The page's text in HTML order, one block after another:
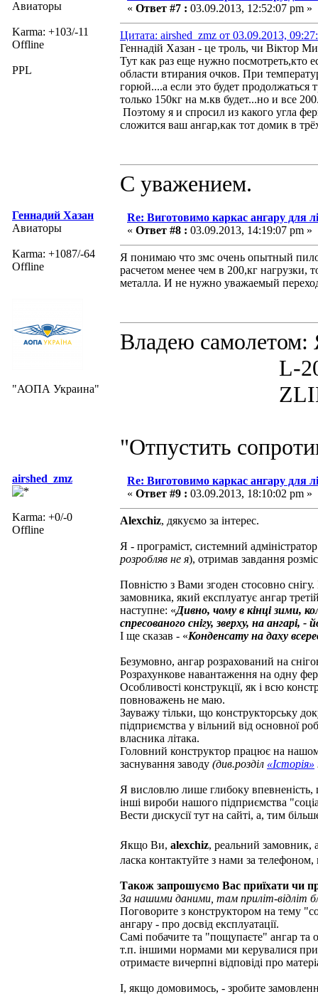
Авиаторы
Karma: +103/-11
Offline
PPL
« Ответ #7 : 03.09.2013, 12:52:07 pm »
Цитата: airshed_zmz от 03.09.2013,
Геннадій Хазан - це троль, чи Віктор
Тут как раз еще нужно посмотреть,кто
области втирания очков. При
горюй....а если это будет
только 150кг на м.кв будет...но и все
Поэтому я и спросил из какого угла
сложится ваш ангар,как тот домик в
С уважением.
Геннадий Хазан
Авиаторы
Karma: +1087/-64
Offline
"АОПА Украина"
Re: Виготовимо каркас ангару для
« Ответ #8 : 03.09.2013, 14:19:07 pm »
Я понимаю что змс очень опытный
расчетом менее чем в 200,кг нагрузки,
металла. И не нужно уважаемый
Владею
L-200D
ZLIN 526
"Отпустить
airshed_zmz
Karma: +0/-0
Offline
Re: Виготовимо каркас ангару для
« Ответ #9 : 03.09.2013, 18:10:02 pm »
Alexchiz, дякуємо за інтерес.
Я - програміст, системний
розробляв не я), отримав завдання
Повністю з Вами згоден стосовно
замовника, який експлуатує ангар
наступне: «Дивно, чому в кінці зими,
спресованого снігу, зверху, на ангарі,
І ще сказав - «Конденсату на даху
Безумовно, ангар розрахований на
Розрахункове навантаження на одну
Особливості конструкції, як і всю
повноважень не маю.
Зауважу тільки, що конструкторську
підприємства у вільний від основної
власника літака.
Головний конструктор працює на
заснування заводу (див.розділ «Історія»
Я висловлю лише глибоку впевненість,
інші вироби нашого підприємства
Вести дискусії тут на сайті, а, тим
Якщо Ви, alexchiz, реальний замовник,
ласка контактуйте з нами за
Також запрошуємо Вас приїхати чи
За нашими даними, там приліт-відліт
Поговорите з конструктором на тему
ангару - про досвід експлуатації.
Самі побачите та "пощупаєте" ангар
т.п. іншими нормами ми керувалися при
отримаєте вичерпні відповіді про
І, якщо домовимось, - зробите